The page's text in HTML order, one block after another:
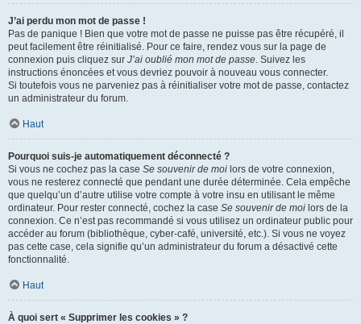
J’ai perdu mon mot de passe !
Pas de panique ! Bien que votre mot de passe ne puisse pas être récupéré, il
peut facilement être réinitialisé. Pour ce faire, rendez vous sur la page de
connexion puis cliquez sur J’ai oublié mon mot de passe. Suivez les
instructions énoncées et vous devriez pouvoir à nouveau vous connecter.
Si toutefois vous ne parveniez pas à réinitialiser votre mot de passe, contactez
un administrateur du forum.
Haut
Pourquoi suis-je automatiquement déconnecté ?
Si vous ne cochez pas la case Se souvenir de moi lors de votre connexion,
vous ne resterez connecté que pendant une durée déterminée. Cela empêche
que quelqu’un d’autre utilise votre compte à votre insu en utilisant le même
ordinateur. Pour rester connecté, cochez la case Se souvenir de moi lors de la
connexion. Ce n’est pas recommandé si vous utilisez un ordinateur public pour
accéder au forum (bibliothèque, cyber-café, université, etc.). Si vous ne voyez
pas cette case, cela signifie qu’un administrateur du forum a désactivé cette
fonctionnalité.
Haut
À quoi sert « Supprimer les cookies » ?